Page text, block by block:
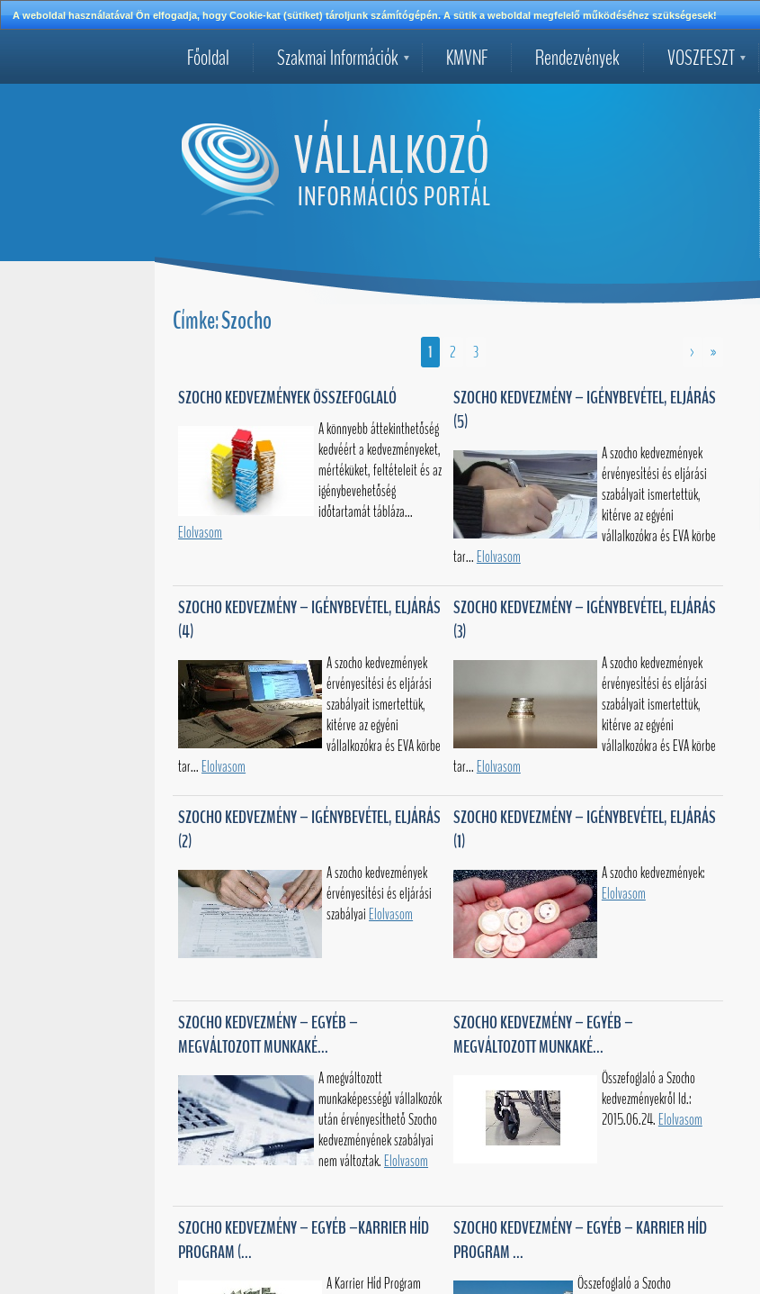
A weboldal használatával Ön elfogadja, hogy Cookie-kat (sütiket) tároljunk számítógépén. A sütik a weboldal megfelelő működéséhez szükségesek!
Főoldal Szakmai Információk KMVNF Rendezvények VOSZFESZT
Címke: Szocho
1 2 3 > »
SZOCHO KEDVEZMÉNYEK ÖSSZEFOGLALÓ
A könnyebb áttekinthetőség
kedvéért a kedvezményeket,
mértéküket, feltételeit és az
igénybevehetőség
időtartamát tábláza...
Elolvasom
SZOCHO KEDVEZMÉNY – IGÉNYBEVÉTEL, ELJÁRÁS
(5)
A szocho kedvezmények
érvényesítési és eljárási
szabályait ismertettük,
kitérve az egyéni
vállalkozókra és EVA körbe
tar... Elolvasom
SZOCHO KEDVEZMÉNY – IGÉNYBEVÉTEL, ELJÁRÁS
(4)
A szocho kedvezmények
érvényesítési és eljárási
szabályait ismertettük,
kitérve az egyéni
vállalkozókra és EVA körbe
tar... Elolvasom
SZOCHO KEDVEZMÉNY – IGÉNYBEVÉTEL, ELJÁRÁS
(3)
A szocho kedvezmények
érvényesítési és eljárási
szabályait ismertettük,
kitérve az egyéni
vállalkozókra és EVA körbe
tar... Elolvasom
SZOCHO KEDVEZMÉNY – IGÉNYBEVÉTEL, ELJÁRÁS
(2)
A szocho kedvezmények
érvényesítési és eljárási
szabályai Elolvasom
SZOCHO KEDVEZMÉNY – IGÉNYBEVÉTEL, ELJÁRÁS
(1)
A szocho kedvezmények:
Elolvasom
SZOCHO KEDVEZMÉNY – EGYÉB –
MEGVÁLTOZOTT MUNKAKÉ...
A megváltozott
munkaképességű vállalkozók
után érvényesíthető Szocho
kedvezményének szabályai
nem változtak. Elolvasom
SZOCHO KEDVEZMÉNY – EGYÉB –
MEGVÁLTOZOTT MUNKAKÉ...
Összefoglaló a Szocho
kedvezményekről ld.:
2015.06.24. Elolvasom
SZOCHO KEDVEZMÉNY – EGYÉB –KARRIER HÍD
PROGRAM (...
A Karrier Híd Program
SZOCHO KEDVEZMÉNY – EGYÉB – KARRIER HÍD
PROGRAM ...
Összefoglaló a Szocho